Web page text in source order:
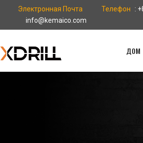
Электронная Почта
info@kemaico.com
Телефон :
ДОМ